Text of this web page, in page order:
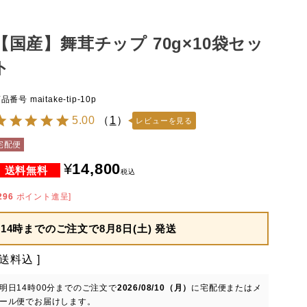
国産】舞茸チップ 70g×10袋セッ
番号 maitake-tip-10p
5.00 （ 1） レビューを見る
配便
¥14,800税込
ポイント進呈]
14時までのご注文で8月8日(土) 発送
料込
日 14時00分 までのご注文で2026/08/10（月） に宅配便またはメ
ル便でお届けします。